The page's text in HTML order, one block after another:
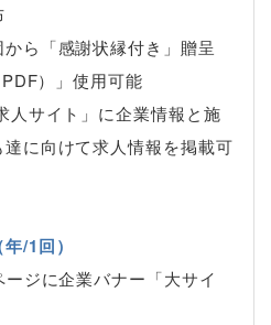
ら「感謝状縁付き」贈呈
PDF）」使用可能
人サイト」に企業情報と施
に向けて求人情報を掲載可
/1回）
ージに企業バナー「大サイ